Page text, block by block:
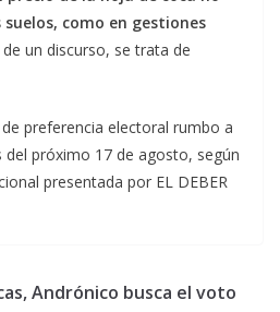
como en gestiones
un discurso, se trata de
preferencia electoral rumbo a
del próximo 17 de agosto, según
presentada por EL DEBER
Andrónico busca el voto